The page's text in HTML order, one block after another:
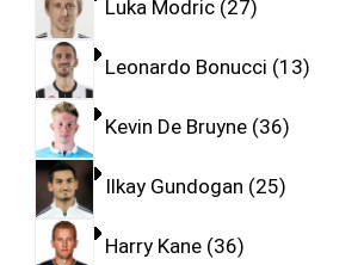
Luka Modric 27
Leonardo Bonucci 13
Kevin De Bruyne 36
Ilkay Gundogan 25
Harry Kane 36